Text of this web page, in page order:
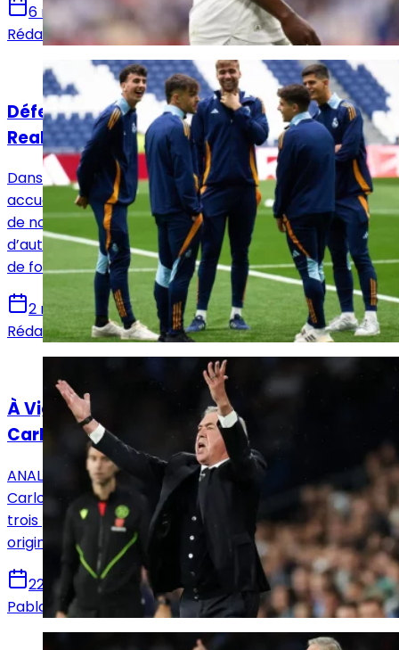
6 mai 2025
Rédaction Le Journal du Real
Actualités
Défense en ruines, jeunesse en vitrine : le
Real Madrid n’a plus le choix face au Celta
Dans le cadre de la 34ᵉ journée de Liga, le Real Madrid
accueille le Celta Vigo dans un contexte délicat. Privé
de nombreux cadres en défense, Carlo Ancelotti n’a
d’autre choix que de faire appel aux jeunes du centre
de formation.
2 mai 2025
Rédaction Le Journal du Real
À Vigo, chronique d’un raté tactique de
Carlo Ancelotti
ANALYSE - En déplacement à Vigo, la Casa Blanca et
Carlo Ancelotti ont dû batailler afin d’empocher les
trois points. Au terme d’un match disputé, les choix
originels de Carlo Ancelotti se sont révélés mauvais.
22 octobre 2024
Pablo GALLEGO